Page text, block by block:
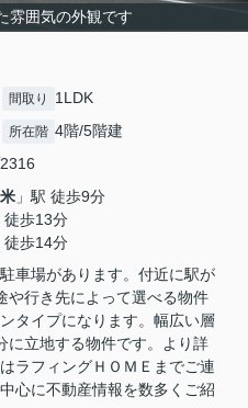
雰囲気の外観です
間取り 1LDK
所在階 4階/5階建
2316
」駅 徒歩9分
徒歩13分
徒歩14分
車場があります。付近に駅が
や行き先によって選べる物件
タイプになります。幅広い層
に立地する物件です。より詳
ラフィングＨＯＭＥまでご連
心に不動産情報を数多くご紹